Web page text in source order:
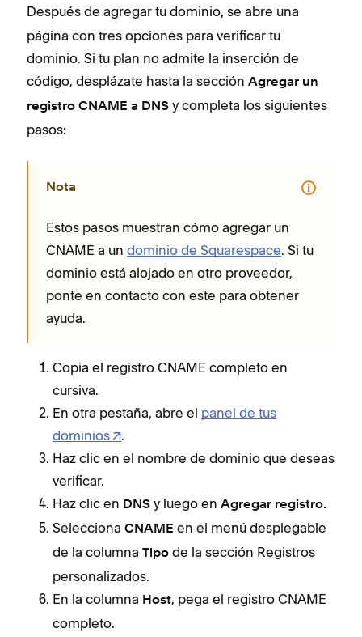
Después de agregar tu dominio, se abre una
página con tres opciones para verificar tu
dominio. Si tu plan no admite la inserción de
código, desplázate hasta la sección Agregar un
registro CNAME a DNS y completa los siguientes
pasos:
Nota
Estos pasos muestran cómo agregar un
CNAME a un dominio de Squarespace. Si tu
dominio está alojado en otro proveedor,
ponte en contacto con este para obtener
ayuda.
Copia el registro CNAME completo en
cursiva.
En otra pestaña, abre el panel de tus
dominios
.
Haz clic en el nombre de dominio que deseas
verificar.
Haz clic en DNS y luego en Agregar registro.
Selecciona CNAME en el menú desplegable
de la columna Tipo de la sección Registros
personalizados.
En la columna Host, pega el registro CNAME
completo.